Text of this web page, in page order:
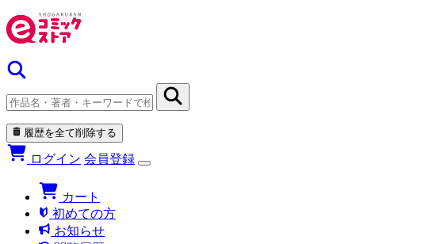
履歴を全て削除する
ログイン 会員登録
カート
初めての方
お知らせ